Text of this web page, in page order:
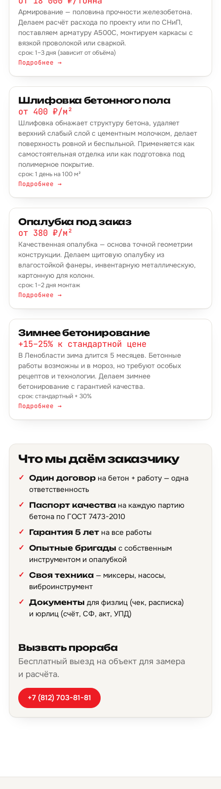
Армирование — половина прочности железобетона.
Делаем расчёт расхода по проекту или по СНиП,
поставляем арматуру А500С, монтируем каркасы с
вязкой проволокой или сваркой.
срок: 1–3 дня (зависит от объёма)
Подробнее →
Шлифовка бетонного пола
от 400 ₽/м²
Шлифовка обнажает структуру бетона, удаляет
верхний слабый слой с цементным молочком, делает
поверхность ровной и беспыльной. Применяется как
самостоятельная отделка или как подготовка под
полимерное покрытие.
срок: 1 день на 100 м²
Подробнее →
Опалубка под заказ
от 380 ₽/м²
Качественная опалубка — основа точной геометрии
конструкции. Делаем щитовую опалубку из
влагостойкой фанеры, инвентарную металлическую,
картонную для колонн.
срок: 1–2 дня монтаж
Подробнее →
Зимнее бетонирование
+15–25% к стандартной цене
В Ленобласти зима длится 5 месяцев. Бетонные
работы возможны и в мороз, но требуют особых
рецептов и технологии. Делаем зимнее
бетонирование с гарантией качества.
срок: стандартный + 30%
Подробнее →
Что мы даём заказчику
Один договор на бетон + работу — одна
ответственность
Паспорт качества на каждую партию
бетона по ГОСТ 7473-2010
Гарантия 5 лет на все работы
Опытные бригады с собственным
инструментом и опалубкой
Своя техника — миксеры, насосы,
виброинструмент
Документы для физлиц (чек, расписка)
и юрлиц (счёт, СФ, акт, УПД)
Вызвать прораба
Бесплатный выезд на объект для замера
и расчёта.
+7 (812) 703-81-81